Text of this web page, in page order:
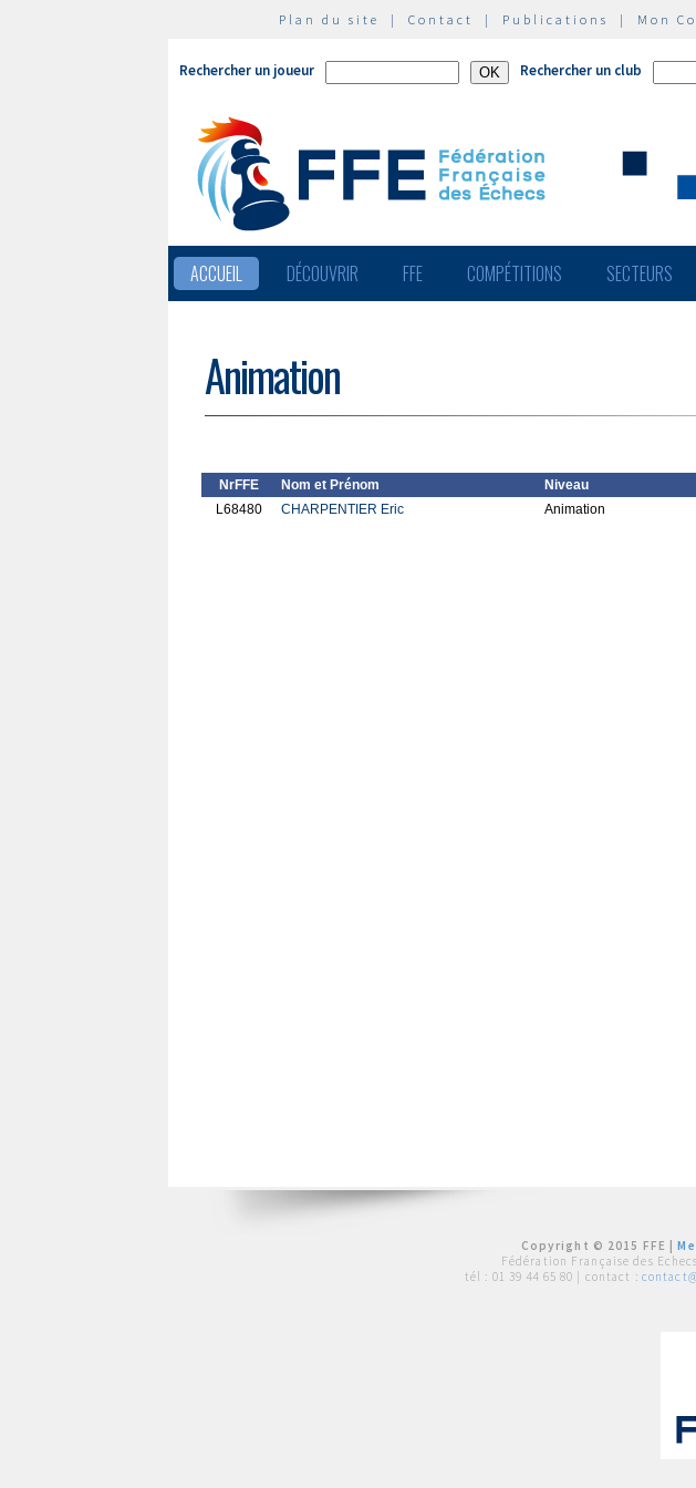
Plan du site | Contact | Publications | Mon
Rechercher un joueur Rechercher un club
ACCUEIL DÉCOUVRIR FFE COMPÉTITIONS SECTEURS
Animation
NrFFE Nom et Prénom Niveau
L68480
CHARPENTIER Eric Animation
Copyright © 2015 FFE |
Fédération Française des
tél : 01 39 44 65 80 | contact :